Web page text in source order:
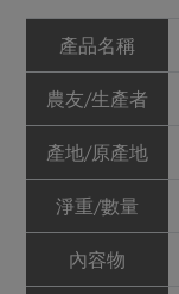
產品名稱
農友/生產者
產地/原產地
淨重/數量
內容物